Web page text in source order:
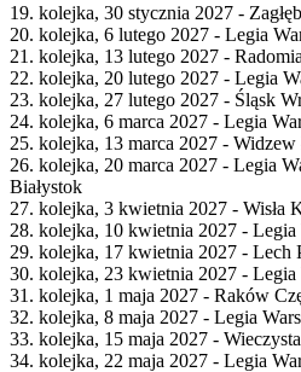
19. kolejka, 30 stycznia 2027 -
20. kolejka, 6 lutego 2027 - Legia
21. kolejka, 13 lutego 2027 -
22. kolejka, 20 lutego 2027 - Legia
23. kolejka, 27 lutego 2027 - Śląsk
24. kolejka, 6 marca 2027 - Legia
25. kolejka, 13 marca 2027 -
26. kolejka, 20 marca 2027 - Legia
Białystok
27. kolejka, 3 kwietnia 2027 - Wisła
28. kolejka, 10 kwietnia 2027 - Legia
29. kolejka, 17 kwietnia 2027 - Lech
30. kolejka, 23 kwietnia 2027 -
31. kolejka, 1 maja 2027 - Raków
32. kolejka, 8 maja 2027 - Legia
33. kolejka, 15 maja 2027 -
34. kolejka, 22 maja 2027 - Legia